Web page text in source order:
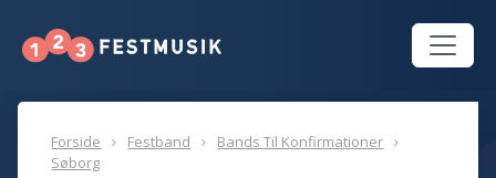
Forside Festband
Bands Til Konfirmationer
Søborg